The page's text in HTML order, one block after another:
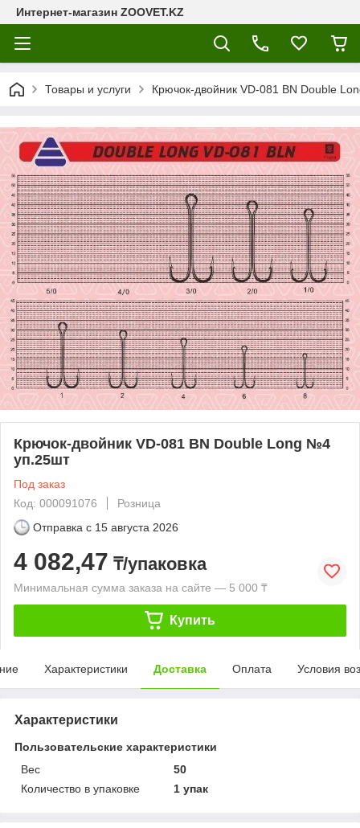
Интернет-магазин ZOOVET.KZ
Товары и услуги Крючок-двойник VD-081 BN Double
Крючок-двойник VD-081 BN Double Long №4
уп.25шт
Под заказ
Код: 000091076
Розница
Отправка с 15 августа 2026
4 082,47 ₸/упаковка
Минимальная сумма заказа на сайте — 5 000 ₸
Купить
Характеристики Доставка Оплата Условия
Характеристики
Пользовательские характеристики
Вес
50
Количество в упаковке
1 упак